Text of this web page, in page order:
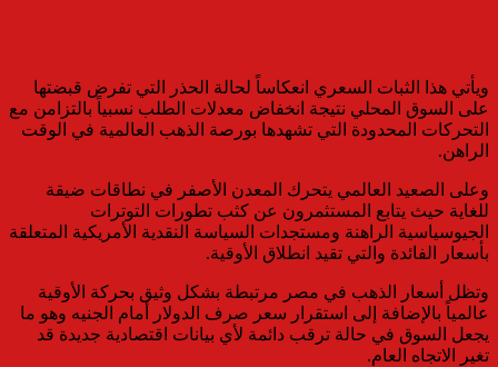
ويأتي هذا الثبات السعري انعكاساً لحالة الحذر التي تفرض قبضتها
على السوق المحلي نتيجة انخفاض معدلات الطلب نسبياً بالتزامن مع
التحركات المحدودة التي تشهدها بورصة الذهب العالمية في الوقت
الراهن.
وعلى الصعيد العالمي يتحرك المعدن الأصفر في نطاقات ضيقة
للغاية حيث يتابع المستثمرون عن كثب تطورات التوترات
الجيوسياسية الراهنة ومستجدات السياسة النقدية الأمريكية المتعلقة
بأسعار الفائدة والتي تقيد انطلاق الأوقية.
وتظل أسعار الذهب في مصر مرتبطة بشكل وثيق بحركة الأوقية
عالمياً بالإضافة إلى استقرار سعر صرف الدولار أمام الجنيه وهو ما
يجعل السوق في حالة ترقب دائمة لأي بيانات اقتصادية جديدة قد
تغير الاتجاه العام.